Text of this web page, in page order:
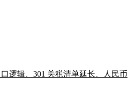
逻辑、301 关税清单延长、人民币